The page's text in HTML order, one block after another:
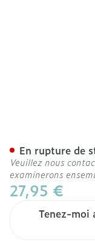
27,95 €
Tenez-moi
En rupture de
Veuillez nous
examinerons